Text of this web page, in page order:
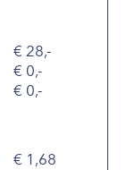
28,-
0,-
0,-
1,68